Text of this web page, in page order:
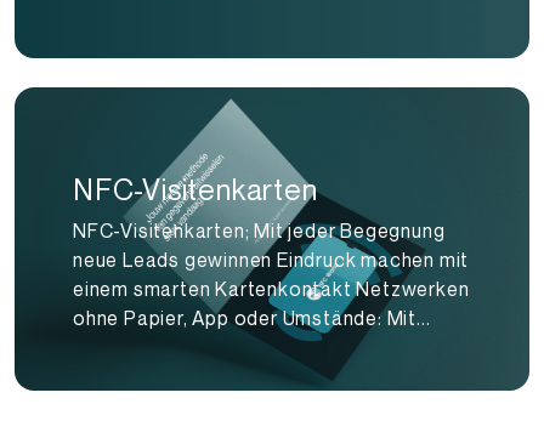
NFC-Visitenkarten
NFC-Visitenkarten; Mit jeder Begegnung
neue Leads gewinnen Eindruck machen mit
einem smarten Kartenkontakt Netzwerken
ohne Papier, App oder Umstände: Mit...